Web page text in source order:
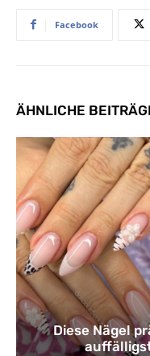
Facebook
ÄHNLICHE
Diese Nägel